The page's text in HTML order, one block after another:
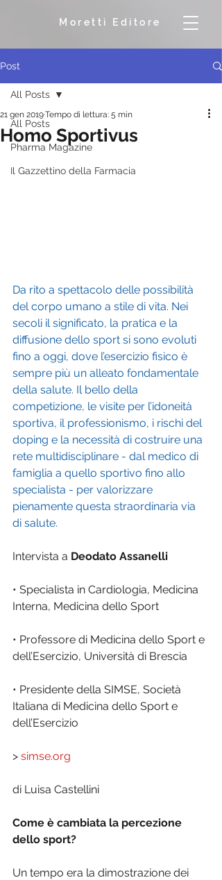
Moretti Editore
Post
All Posts
Pharma Magazine
Il Gazzettino della Farmacia
All Posts
Homo Sportivus
21 gen 2019Tempo di lettura: 5 min
Da rito a spettacolo delle possibilità
del corpo umano a stile di vita. Nei
secoli il significato, la pratica e la
diffusione dello sport si sono evoluti
fino a oggi, dove l’esercizio fisico è
sempre più un alleato fondamentale
della salute. Il bello della
competizione, le visite per l’idoneità
sportiva, il professionismo, i rischi del
doping e la necessità di costruire una
rete multidisciplinare - dal medico di
famiglia a quello sportivo fino allo
specialista - per valorizzare
pienamente questa straordinaria via
di salute.
Intervista a Deodato Assanelli
• Specialista in Cardiologia, Medicina
Interna, Medicina dello Sport
• Professore di Medicina dello Sport e
dell’Esercizio, Università di Brescia
• Presidente della SIMSE, Società
Italiana di Medicina dello Sport e
dell’Esercizio
> simse.org
di Luisa Castellini
Come è cambiata la percezione
dello sport?
Un tempo era la dimostrazione dei